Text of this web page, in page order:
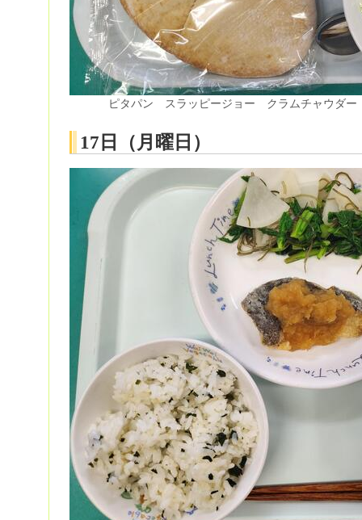
ピタパン スラッピージョー クラムチャウダ
17日（月曜日）